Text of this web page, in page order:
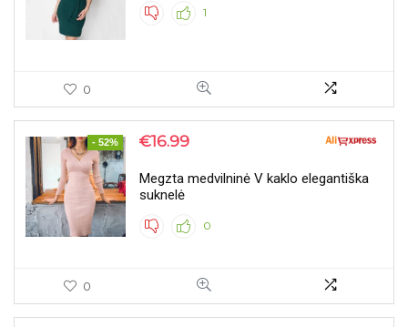
1
0
- 52% €16.99
Megzta medvilninė V kaklo elegantiška
suknelė
0
0